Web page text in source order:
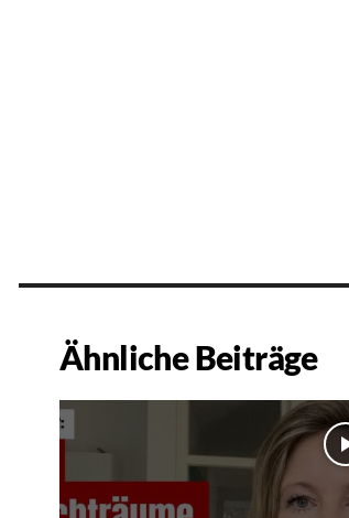
Ähnliche Beiträge